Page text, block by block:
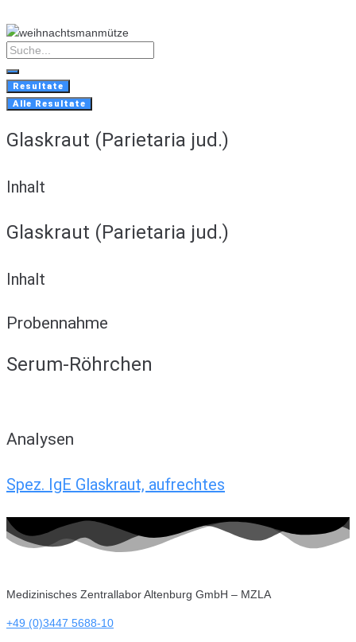
to
content
Search
...
Resultate
Alle Resultate
Glaskraut (Parietaria jud.)
Inhalt
Glaskraut (Parietaria jud.)
Inhalt
Probennahme
Serum-Röhrchen
Analysen
Spez. IgE Glaskraut, aufrechtes
Medizinisches Zentrallabor Altenburg GmbH – MZLA
+49 (0)3447 5688-10